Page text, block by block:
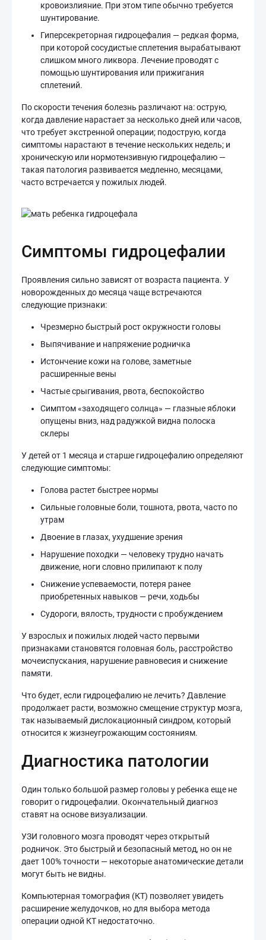
кровоизлияние. При этом типе обычно требуется
шунтирование.
Гиперсекреторная гидроцефалия — редкая форма,
при которой сосудистые сплетения вырабатывают
слишком много ликвора. Лечение проводят с
помощью шунтирования или прижигания
сплетений.
По скорости течения болезнь различают на: острую,
когда давление нарастает за несколько дней или часов,
что требует экстренной операции; подострую, когда
симптомы нарастают в течение нескольких недель; и
хроническую или нормотензивную гидроцефалию —
такая патология развивается медленно, месяцами,
часто встречается у пожилых людей.
Симптомы гидроцефалии
Проявления сильно зависят от возраста пациента. У
новорожденных до месяца чаще встречаются
следующие признаки:
Чрезмерно быстрый рост окружности головы
Выпячивание и напряжение родничка
Истончение кожи на голове, заметные
расширенные вены
Частые срыгивания, рвота, беспокойство
Симптом «заходящего солнца» — глазные яблоки
опущены вниз, над радужкой видна полоска
склеры
У детей от 1 месяца и старше гидроцефалию определяют
следующие симптомы:
Голова растет быстрее нормы
Сильные головные боли, тошнота, рвота, часто по
утрам
Двоение в глазах, ухудшение зрения
Нарушение походки — человеку трудно начать
движение, ноги словно прилипают к полу
Снижение успеваемости, потеря ранее
приобретенных навыков — речи, ходьбы
Судороги, вялость, трудности с пробуждением
У взрослых и пожилых людей часто первыми
признаками становятся головная боль, расстройство
мочеиспускания, нарушение равновесия и снижение
памяти.
Что будет, если гидроцефалию не лечить? Давление
продолжает расти, возможно смещение структур мозга,
так называемый дислокационный синдром, который
относится к жизнеугрожающим состояниям.
Диагностика патологии
Один только большой размер головы у ребенка еще не
говорит о гидроцефалии. Окончательный диагноз
ставят на основе визуализации.
УЗИ головного мозга проводят через открытый
родничок. Это быстрый и безопасный метод, но он не
дает 100% точности — некоторые анатомические детали
могут быть не видны.
Компьютерная томография (КТ) позволяет увидеть
расширение желудочков, но для выбора метода
операции одной КТ недостаточно.